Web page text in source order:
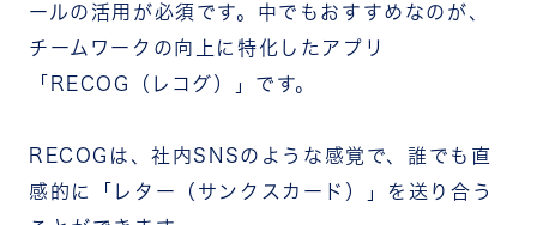
ールの活用が必須です。中でもおすすめなのが、
チームワークの向上に特化したアプリ
「RECOG（レコグ）」です。
RECOGは、社内SNSのような感覚で、誰でも直
感的に「レター（サンクスカード）」を送り合う